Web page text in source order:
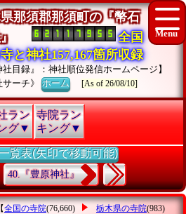
那須郡那須町の『幣石
』
全国
と神社157,167箇所収録
社目録』：神社順位発信ホームページ】
サーチ》ホーム [As of 26/08/10]
ラン
グ▼
寺院ラン
キング▼
覧表(矢印で移動可能)
40.『豊原神社』
全国の寺院(76,660) 栃木県の寺院(983)